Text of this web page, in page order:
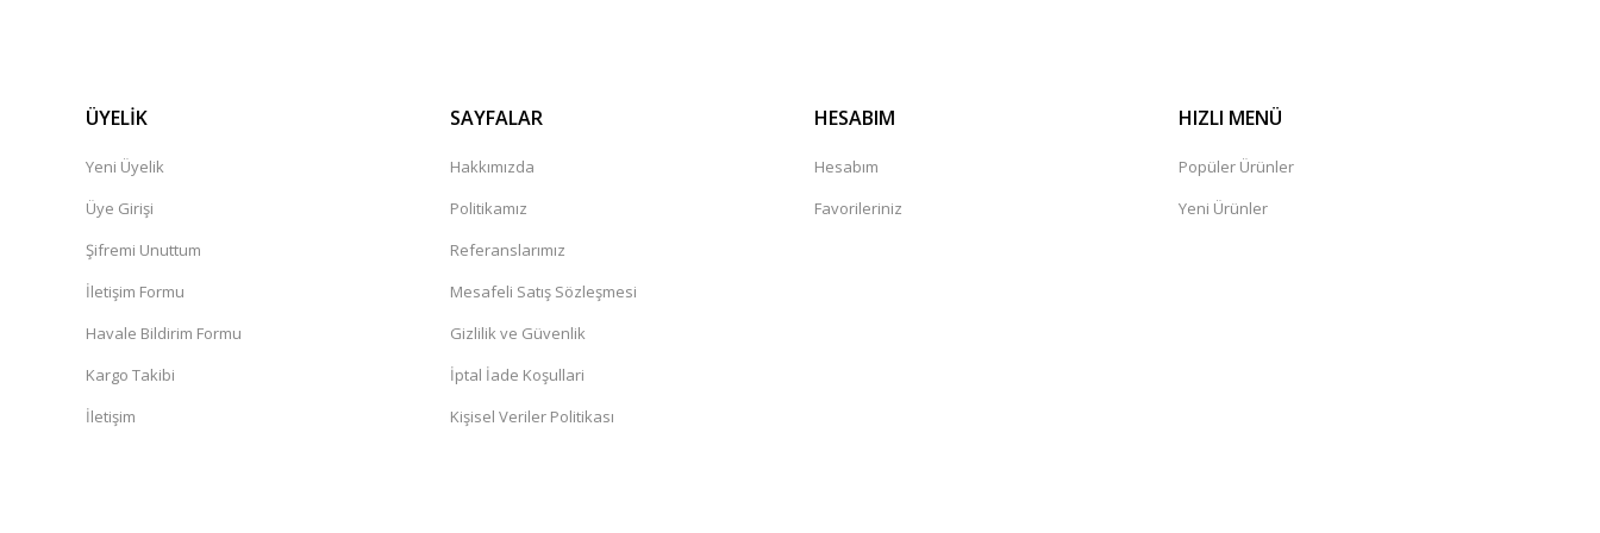
ÜYELİK
Yeni Üyelik
Üye Girişi
Şifremi Unuttum
İletişim Formu
Havale Bildirim Formu
Kargo Takibi
İletişim
SAYFALAR
Hakkımızda
Politikamız
Referanslarımız
Mesafeli Satış Sözleşmesi
Gizlilik ve Güvenlik
İptal İade Koşullari
Kişisel Veriler Politikası
HESABIM
Hesabım
Favorileriniz
HIZLI MENÜ
Popüler Ürünler
Yeni Ürünler